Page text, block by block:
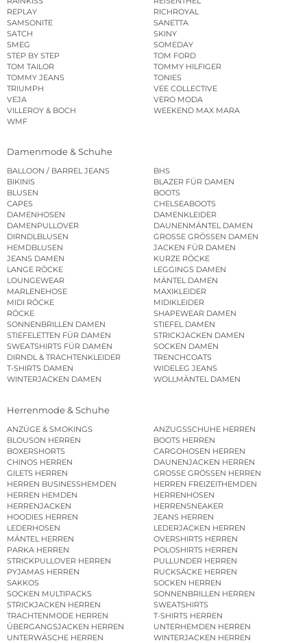
REPLAY
RICHROYAL
SAMSONITE
SANETTA
SATCH
SKINY
SMEG
SOMEDAY
STEP BY STEP
TOM FORD
TOM TAILOR
TOMMY HILFIGER
TOMMY JEANS
TONIES
TRIUMPH
VEE COLLECTIVE
VEJA
VERO MODA
VILLEROY & BOCH
WEEKEND MAX MARA
WMF
Damenmode & Schuhe
BALLOON / BARREL JEANS
BHS
BIKINIS
BLAZER FÜR DAMEN
BLUSEN
BOOTS
CAPES
CHELSEABOOTS
DAMENHOSEN
DAMENKLEIDER
DAMENPULLOVER
DAUNENMÄNTEL DAMEN
DIRNDLBLUSEN
GROSSE GRÖSSEN DAMEN
HEMDBLUSEN
JACKEN FÜR DAMEN
JEANS DAMEN
KURZE RÖCKE
LANGE RÖCKE
LEGGINGS DAMEN
LOUNGEWEAR
MÄNTEL DAMEN
MARLENEHOSE
MAXIKLEIDER
MIDI RÖCKE
MIDIKLEIDER
RÖCKE
SHAPEWEAR DAMEN
SONNENBRILLEN DAMEN
STIEFEL DAMEN
STIEFELETTEN FÜR DAMEN
STRICKJACKEN DAMEN
SWEATSHIRTS FÜR DAMEN
SOCKEN DAMEN
DIRNDL & TRACHTENKLEIDER
TRENCHCOATS
T-SHIRTS DAMEN
WIDELEG JEANS
WINTERJACKEN DAMEN
WOLLMÄNTEL DAMEN
Herrenmode & Schuhe
ANZÜGE & SMOKINGS
ANZUGSSCHUHE HERREN
BLOUSON HERREN
BOOTS HERREN
BOXERSHORTS
CARGOHOSEN HERREN
CHINOS HERREN
DAUNENJACKEN HERREN
GILETS HERREN
GROSSE GRÖSSEN HERREN
HERREN BUSINESSHEMDEN
HERREN FREIZEITHEMDEN
HERREN HEMDEN
HERRENHOSEN
HERRENJACKEN
HERRENSNEAKER
HOODIES HERREN
JEANS HERREN
LEDERHOSEN
LEDERJACKEN HERREN
MÄNTEL HERREN
OVERSHIRTS HERREN
PARKA HERREN
POLOSHIRTS HERREN
STRICKPULLOVER HERREN
PULLUNDER HERREN
PYJAMAS HERREN
RUCKSÄCKE HERREN
SAKKOS
SOCKEN HERREN
SOCKEN MULTIPACKS
SONNENBRILLEN HERREN
STRICKJACKEN HERREN
SWEATSHIRTS
TRACHTENMODE HERREN
T-SHIRTS HERREN
ÜBERGANGSJACKEN HERREN
UNTERHEMDEN HERREN
UNTERWÄSCHE HERREN
WINTERJACKEN HERREN